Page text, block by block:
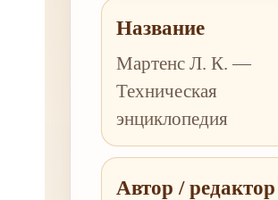
Название
Мартенс Л. К. —
Техническая
энциклопедия
Автор / редактор